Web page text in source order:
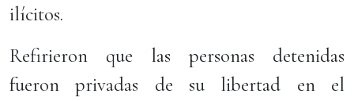
ilícitos.
Refirieron que las personas detenidas
fueron privadas de su libertad en el